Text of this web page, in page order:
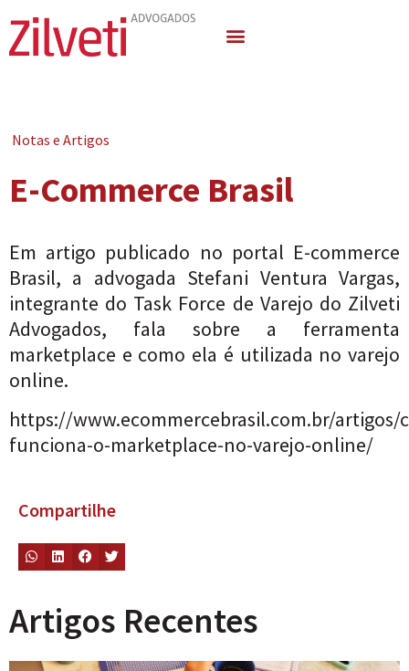
Notas e Artigos
E-Commerce Brasil
Em artigo publicado no portal E-commerce
Brasil, a advogada Stefani Ventura Vargas,
integrante do Task Force de Varejo do Zilveti
Advogados, fala sobre a ferramenta
marketplace e como ela é utilizada no varejo
online.
https://www.ecommercebrasil.com.br/artigos/
funciona-o-marketplace-no-varejo-online/
Compartilhe
Artigos Recentes